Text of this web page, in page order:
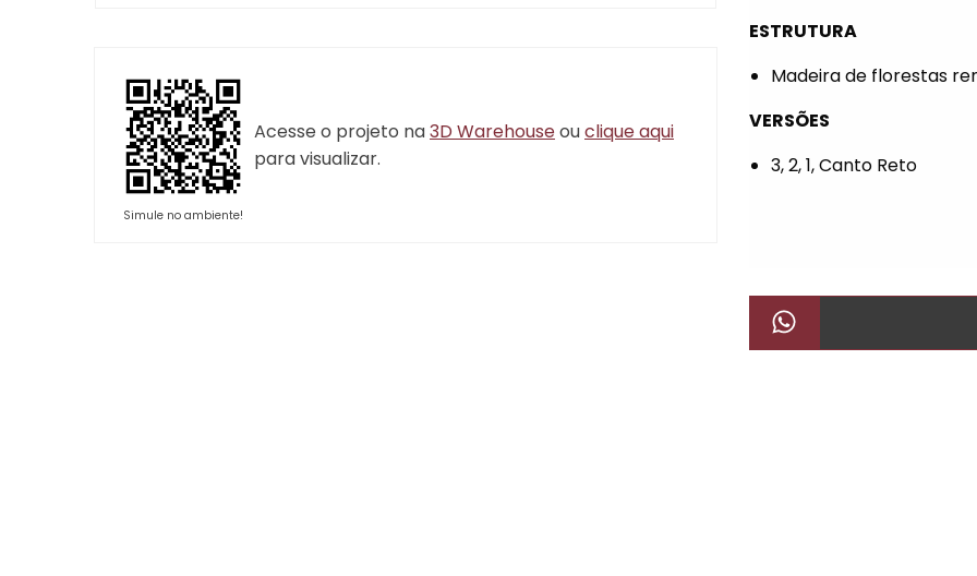
Simule no ambiente!
Acesse o projeto na3D Warehouseouclique aqui
para visualizar.
ESTRUTURA
Madeira de florestas
VERSÕES
3, 2, 1, Canto Reto